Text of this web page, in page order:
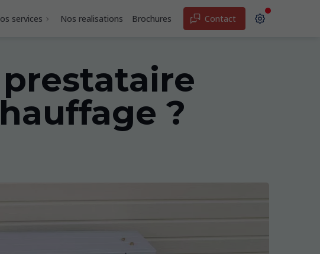
services Nos realisations Brochures Contact
?